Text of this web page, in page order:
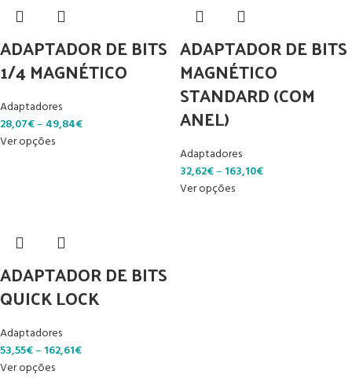
ADAPTADOR DE BITS
1/4 MAGNÉTICO
Adaptadores
28,07€– 49,84€
Ver opções
ADAPTADOR DE BITS
MAGNÉTICO
STANDARD (COM
ANEL)
Adaptadores
32,62€– 163,10€
Ver opções
ADAPTADOR DE BITS
QUICK LOCK
Adaptadores
53,55€– 162,61€
Ver opções